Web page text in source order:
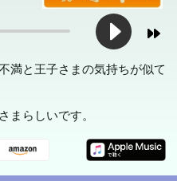
」が出会った男の子。それ
にして、いくつもの星をめ
たどり着いた王子さまだっ
満と王子さまの気持ちが似て
まらしいです。
にとって唯一の家族、“世
もそっちのけで、亮はと